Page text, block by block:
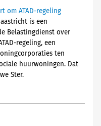
om ATAD-regeling
is een
Belastingdienst over
regeling, een
ten
huurwoningen. Dat
Ster.